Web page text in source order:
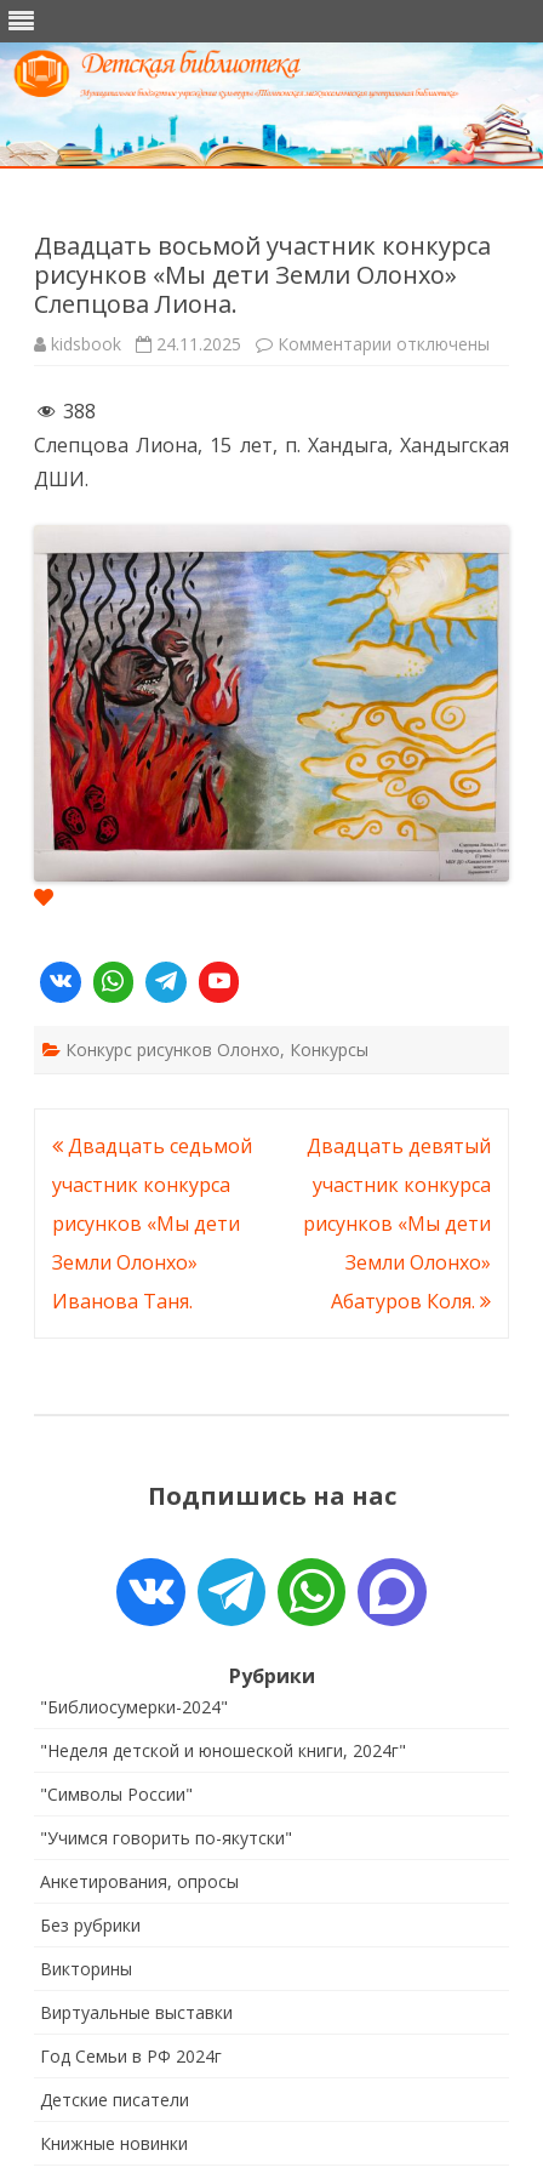
Двадцать восьмой участник конкурса
рисунков «Мы дети Земли Олонхо»
Слепцова Лиона.
kidsbook 24.11.2025 Комментарии к
рисунков
Слепцова
Лиона.
отключены
388
Слепцова Лиона, 15 лет, п. Хандыга, Хандыгская
ДШИ.
Конкурс рисунков Олонхо, Конкурсы
Навигация
по
записям
Двадцать седьмой
участник конкурса
рисунков «Мы дети
Земли Олонхо»
Иванова Таня.
Двадцать девятый
участник конкурса
рисунков «Мы дети
Земли Олонхо»
Абатуров Коля.
Подпишись на нас
Рубрики
"Библиосумерки-2024"
"Неделя детской и юношеской книги, 2024г"
"Символы России"
"Учимся говорить по-якутски"
Анкетирования, опросы
Без рубрики
Викторины
Виртуальные выставки
Год Семьи в РФ 2024г
Детские писатели
Книжные новинки